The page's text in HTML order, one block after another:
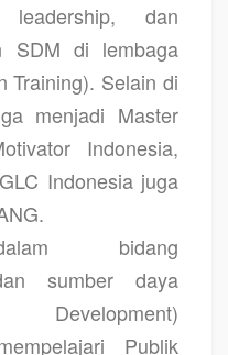
leadership, dan
SDM di lembaga
Training). Selain di
menjadi Master
Indonesia,
Indonesia juga
bidang
sumber daya
Publik